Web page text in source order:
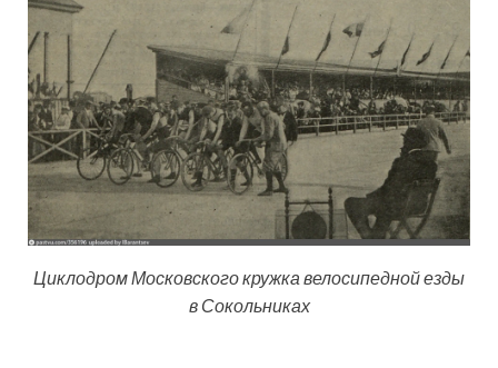
Циклодром Московского кружка велосипедной езды
в Сокольниках